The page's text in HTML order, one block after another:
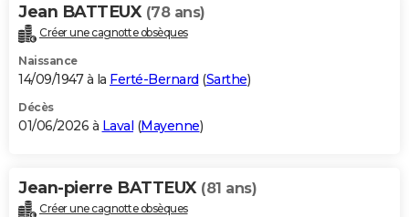
Carte de Noël
Carte Bonne année
Carte Saint-Valentin
Carte Pâques
Carte d'anniversaire
DICTIONNAIRE
Dictionnaire
Biographies
Citations
Expressions
Proverbes
PROGRAMME TV
S'inscrire
Se connecter
Lycées
Collèges
Primaires
Universités
Entreprises
Service militaire
Avis de recherche
AVIS DE DÉCÈS
Bricolage
Lifestyle
Culture
Sport
Auto
Television
Voyage
Cinema
Jean BATTEUX (78 ans)
Créer une cagnotte obsèques
Naissance
14/09/1947 à la Ferté-Bernard (Sarthe)
Décès
01/06/2026 à Laval (Mayenne)
Jean-pierre BATTEUX (81 ans)
Créer une cagnotte obsèques